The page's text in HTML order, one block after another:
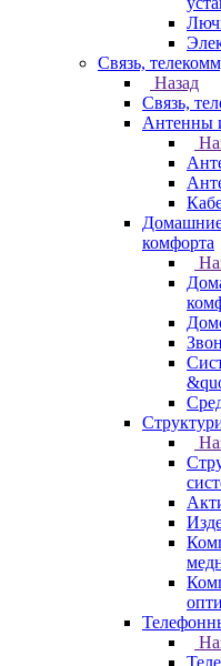
Связь,
Назад
Связь,
Антенны
Домашние
комфорта